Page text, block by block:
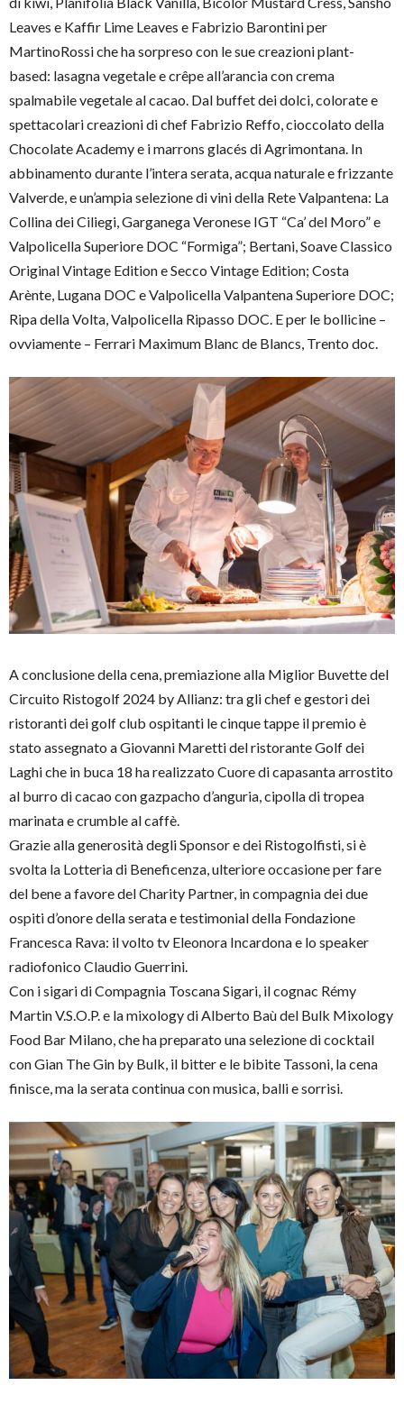
Leaves e Kaffir Lime Leaves e Fabrizio Barontini per
MartinoRossi che ha sorpreso con le sue creazioni plant-
based: lasagna vegetale e crêpe all’arancia con crema
spalmabile vegetale al cacao. Dal buffet dei dolci, colorate e
spettacolari creazioni di chef Fabrizio Reffo, cioccolato della
Chocolate Academy e i marrons glacés di Agrimontana. In
abbinamento durante l’intera serata, acqua naturale e frizzante
Valverde, e un’ampia selezione di vini della Rete Valpantena: La
Collina dei Ciliegi, Garganega Veronese IGT “Ca’ del Moro” e
Valpolicella Superiore DOC “Formiga”; Bertani, Soave Classico
Original Vintage Edition e Secco Vintage Edition; Costa
Arènte, Lugana DOC e Valpolicella Valpantena Superiore DOC;
Ripa della Volta, Valpolicella Ripasso DOC. E per le bollicine –
ovviamente – Ferrari Maximum Blanc de Blancs, Trento doc.
A conclusione della cena, premiazione alla Miglior Buvette del
Circuito Ristogolf 2024 by Allianz: tra gli chef e gestori dei
ristoranti dei golf club ospitanti le cinque tappe il premio è
stato assegnato a Giovanni Maretti del ristorante Golf dei
Laghi che in buca 18 ha realizzato Cuore di capasanta arrostito
al burro di cacao con gazpacho d’anguria, cipolla di tropea
marinata e crumble al caffè.
Grazie alla generosità degli Sponsor e dei Ristogolfisti, si è
svolta la Lotteria di Beneficenza, ulteriore occasione per fare
del bene a favore del Charity Partner, in compagnia dei due
ospiti d’onore della serata e testimonial della Fondazione
Francesca Rava: il volto tv Eleonora Incardona e lo speaker
radiofonico Claudio Guerrini.
Con i sigari di Compagnia Toscana Sigari, il cognac Rémy
Martin V.S.O.P. e la mixology di Alberto Baù del Bulk Mixology
Food Bar Milano, che ha preparato una selezione di cocktail
con Gian The Gin by Bulk, il bitter e le bibite Tassoni, la cena
finisce, ma la serata continua con musica, balli e sorrisi.